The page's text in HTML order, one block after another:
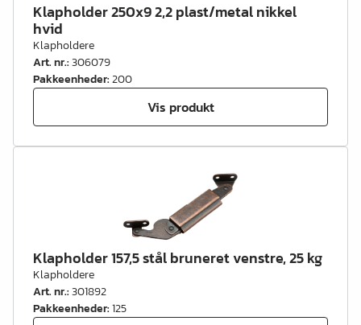
Klapholder 250x9 2,2 plast/metal nikkel
hvid
Klapholdere
Art. nr.:306079
Pakkeenheder:200
Vis produkt
Klapholder 157,5 stål bruneret venstre, 25 kg
Klapholdere
Art. nr.:301892
Pakkeenheder:125